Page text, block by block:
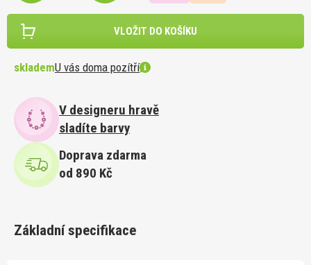
VLOŽIT DO KOŠÍKU
sklademU vás doma pozítří
V designeru hravě
sladíte barvy
Doprava zdarma
od 890 Kč
Základní specifikace